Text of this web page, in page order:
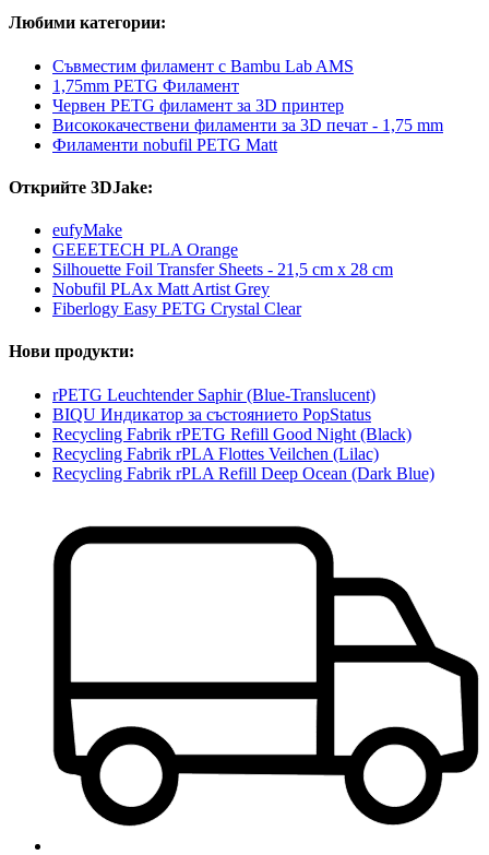
Любими категории:
Съвместим филамент с Bambu Lab AMS
1,75mm PETG Филамент
Червен PETG филамент за 3D принтер
Висококачествени филаменти за 3D печат - 1,75 mm
Филаменти nobufil PETG Matt
Открийте 3DJake:
eufyMake
GEEETECH PLA Orange
Silhouette Foil Transfer Sheets - 21,5 cm x 28 cm
Nobufil PLAx Matt Artist Grey
Fiberlogy Easy PETG Crystal Clear
Нови продукти:
rPETG Leuchtender Saphir (Blue-Translucent)
BIQU Индикатор за състоянието PopStatus
Recycling Fabrik rPETG Refill Good Night (Black)
Recycling Fabrik rPLA Flottes Veilchen (Lilac)
Recycling Fabrik rPLA Refill Deep Ocean (Dark Blue)